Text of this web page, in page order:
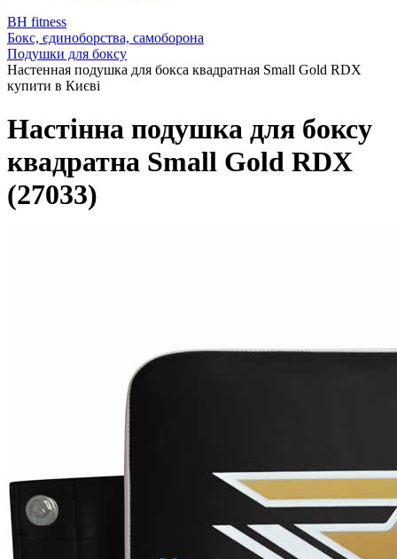
BH fitness
Бокс, єдиноборства, самоборона
Подушки для боксу
Настенная подушка для бокса квадратная Small Gold RDX
купити в Києві
Настінна подушка для боксу
квадратна Small Gold RDX
(27033)